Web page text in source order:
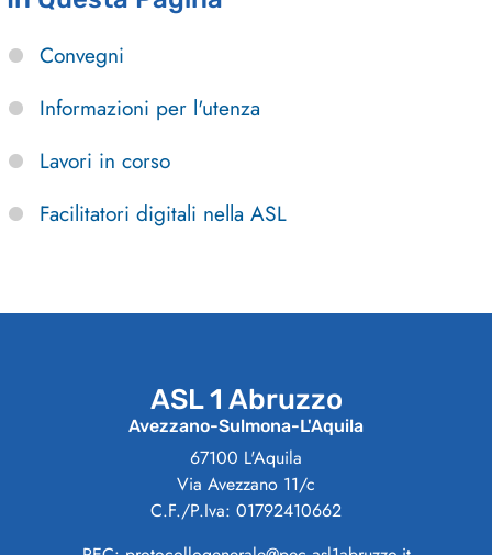
Convegni
Informazioni per l'utenza
Lavori in corso
Facilitatori digitali nella ASL
ASL 1 Abruzzo
Avezzano-Sulmona-L'Aquila
67100 L'Aquila
Via Avezzano 11/c
C.F./P.Iva: 01792410662